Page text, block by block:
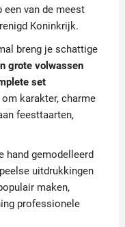
een van de meest
Koninkrijk.
breng je schattige
grote volwassen
set
karakter, charme
feesttaarten,
hand gemodelleerd
uitdrukkingen
maken,
professionele